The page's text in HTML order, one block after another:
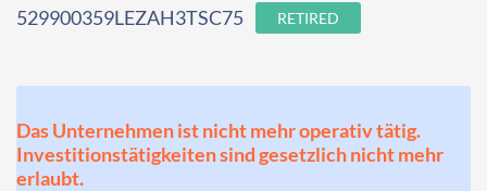
529900359LEZAH3TSC75 RETIRED
Das Unternehmen ist nicht mehr operativ tätig.
Investitionstätigkeiten sind gesetzlich nicht mehr
erlaubt.